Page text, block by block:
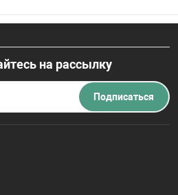
на рассылку
Подписаться